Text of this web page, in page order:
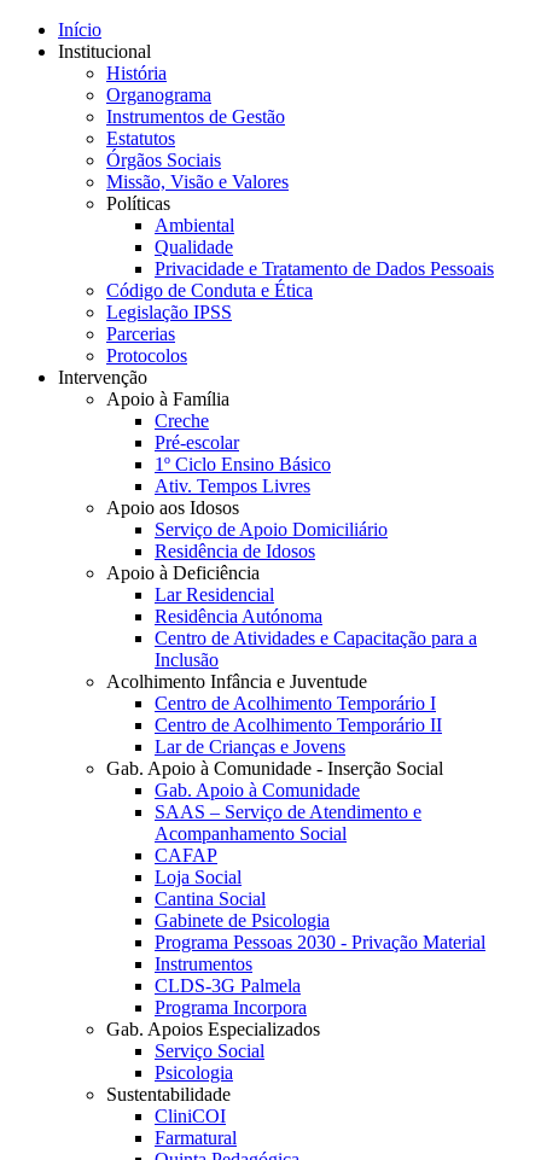
Início
Institucional
História
Organograma
Instrumentos de Gestão
Estatutos
Órgãos Sociais
Missão, Visão e Valores
Políticas
Ambiental
Qualidade
Privacidade e Tratamento de Dados Pessoais
Código de Conduta e Ética
Legislação IPSS
Parcerias
Protocolos
Intervenção
Apoio à Família
Creche
Pré-escolar
1º Ciclo Ensino Básico
Ativ. Tempos Livres
Apoio aos Idosos
Serviço de Apoio Domiciliário
Residência de Idosos
Apoio à Deficiência
Lar Residencial
Residência Autónoma
Centro de Atividades e Capacitação para a
Inclusão
Acolhimento Infância e Juventude
Centro de Acolhimento Temporário I
Centro de Acolhimento Temporário II
Lar de Crianças e Jovens
Gab. Apoio à Comunidade - Inserção Social
Gab. Apoio à Comunidade
SAAS – Serviço de Atendimento e
Acompanhamento Social
CAFAP
Loja Social
Cantina Social
Gabinete de Psicologia
Programa Pessoas 2030 - Privação Material
Instrumentos
CLDS-3G Palmela
Programa Incorpora
Gab. Apoios Especializados
Serviço Social
Psicologia
Sustentabilidade
CliniCOI
Farmatural